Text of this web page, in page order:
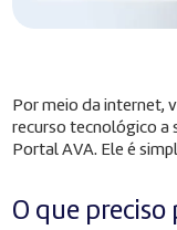
Por meio da internet,
recurso tecnológico a
Portal AVA. Ele é
O que